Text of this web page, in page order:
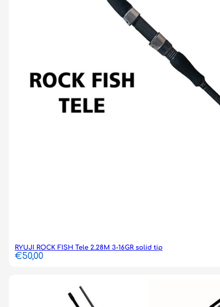
RYUJI ROCK FISH Tele 2.28M 3-16GR solid tip
€50,00